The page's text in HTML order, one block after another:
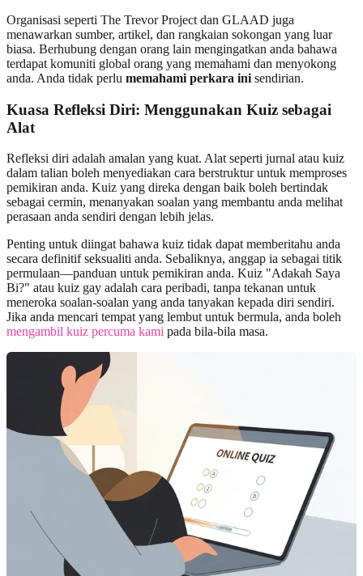
Organisasi seperti The Trevor Project dan GLAAD juga
menawarkan sumber, artikel, dan rangkaian sokongan yang luar
biasa. Berhubung dengan orang lain mengingatkan anda bahawa
terdapat komuniti global orang yang memahami dan menyokong
anda. Anda tidak perlu memahami perkara ini sendirian.
Kuasa Refleksi Diri: Menggunakan Kuiz sebagai
Alat
Refleksi diri adalah amalan yang kuat. Alat seperti jurnal atau kuiz
dalam talian boleh menyediakan cara berstruktur untuk memproses
pemikiran anda. Kuiz yang direka dengan baik boleh bertindak
sebagai cermin, menanyakan soalan yang membantu anda melihat
perasaan anda sendiri dengan lebih jelas.
Penting untuk diingat bahawa kuiz tidak dapat memberitahu anda
secara definitif seksualiti anda. Sebaliknya, anggap ia sebagai titik
permulaan—panduan untuk pemikiran anda. Kuiz "Adakah Saya
Bi?" atau kuiz gay adalah cara peribadi, tanpa tekanan untuk
meneroka soalan-soalan yang anda tanyakan kepada diri sendiri.
Jika anda mencari tempat yang lembut untuk bermula, anda boleh
mengambil kuiz percuma kami pada bila-bila masa.